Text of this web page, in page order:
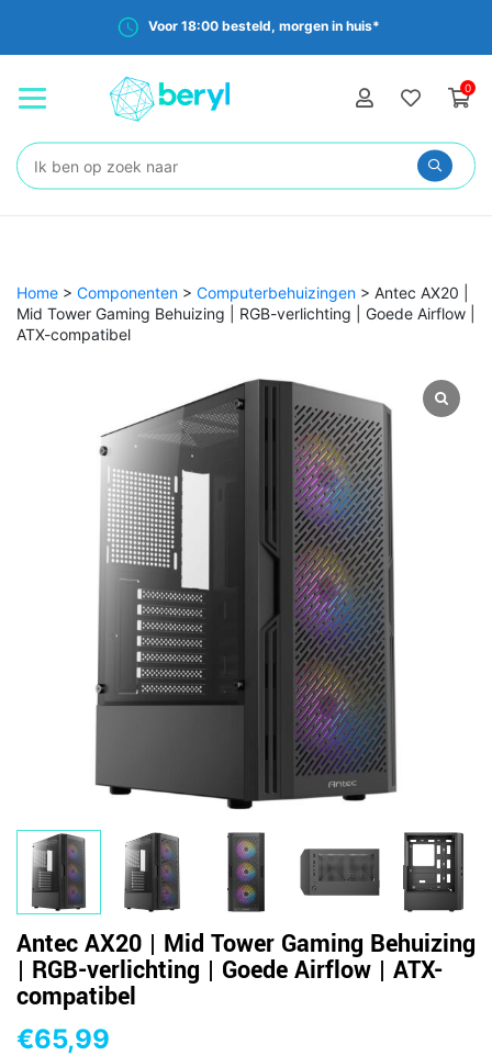
Voor 18:00 besteld, morgen in huis*
0
Zoeken:
Home > Componenten > Computerbehuizingen > Antec AX20 |
Mid Tower Gaming Behuizing | RGB-verlichting | Goede Airflow |
ATX-compatibel
Antec AX20 | Mid Tower Gaming Behuizing
| RGB-verlichting | Goede Airflow | ATX-
compatibel
€65,99